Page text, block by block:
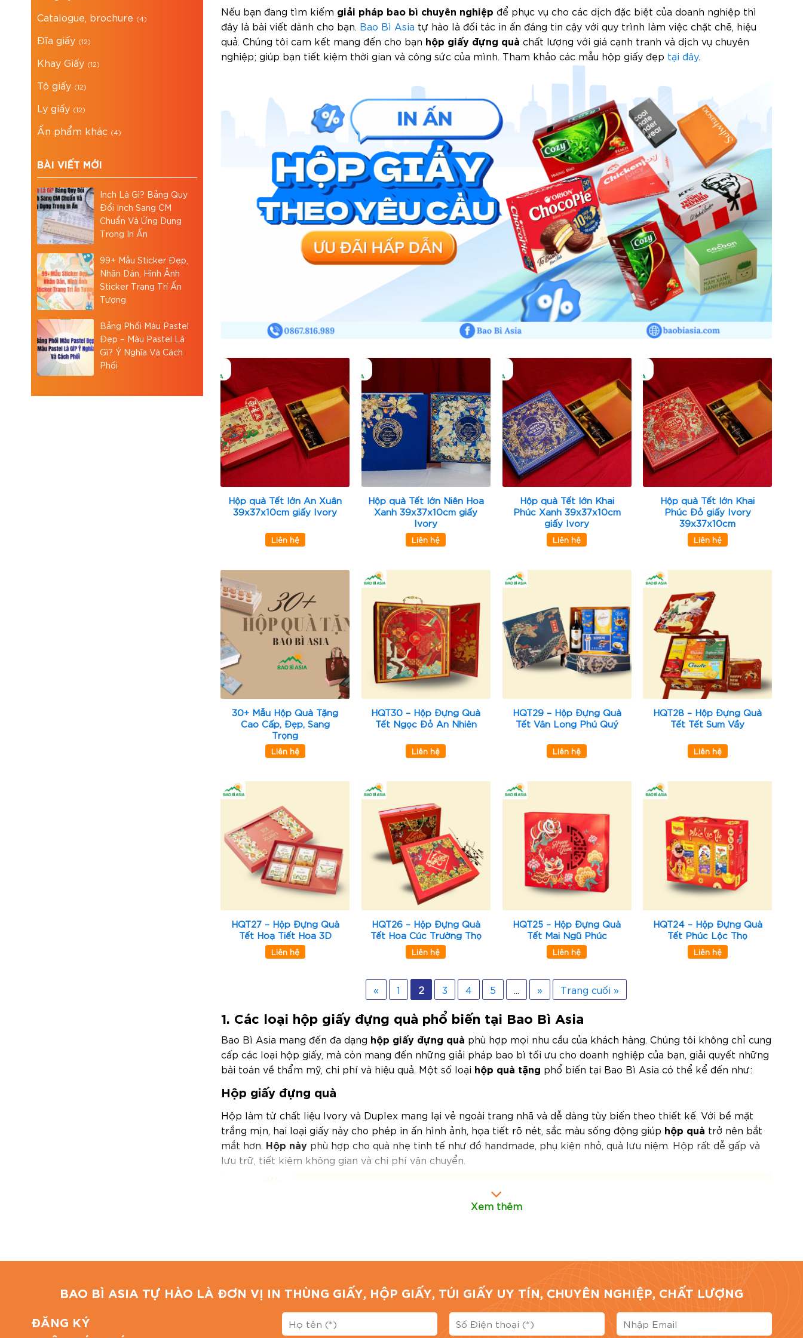
Catalogue, brochure (4)
Đĩa giấy (12)
Khay Giấy (12)
Tô giấy (12)
Ly giấy (12)
Ấn phẩm khác (4)
BÀI VIẾT MỚI
Inch Là Gì? Bảng Quy
Đổi Inch Sang CM
Chuẩn Và Ứng Dụng
Trong In Ấn
99+ Mẫu Sticker Đẹp,
Nhãn Dán, Hình Ảnh
Sticker Trang Trí Ấn
Tượng
Bảng Phối Màu Pastel
Đẹp – Màu Pastel Là
Gì? Ý Nghĩa Và Cách
Phối
Nếu bạn đang tìm kiếm giải pháp bao bì chuyên nghiệp để phục vụ cho các dịch đặc biệt của doanh nghiệp thì
đây là bài viết dành cho bạn. Bao Bì Asia tự hào là đối tác in ấn đáng tin cậy với quy trình làm việc chặt chẽ, hiệu
quả. Chúng tôi cam kết mang đến cho bạn hộp giấy đựng quà chất lượng với giá cạnh tranh và dịch vụ chuyên
nghiệp; giúp bạn tiết kiệm thời gian và công sức của mình. Tham khảo các mẫu hộp giấy đẹp tại đây.
Hộp quà Tết lớn An Xuân
39x37x10cm giấy Ivory
Liên hệ
Hộp quà Tết lớn Niên Hoa
Xanh 39x37x10cm giấy
Ivory
Liên hệ
Hộp quà Tết lớn Khai
Phúc Xanh 39x37x10cm
giấy Ivory
Liên hệ
Hộp quà Tết lớn Khai
Phúc Đỏ giấy Ivory
39x37x10cm
Liên hệ
30+ Mẫu Hộp Quà Tặng
Cao Cấp, Đẹp, Sang
Trọng
Liên hệ
HQT30 – Hộp Đựng Quà
Tết Ngọc Đỏ An Nhiên
Liên hệ
HQT29 – Hộp Đựng Quà
Tết Vân Long Phú Quý
Liên hệ
HQT28 – Hộp Đựng Quà
Tết Tết Sum Vầy
Liên hệ
HQT27 – Hộp Đựng Quà
Tết Hoạ Tiết Hoa 3D
Liên hệ
HQT26 – Hộp Đựng Quà
Tết Hoa Cúc Trường Thọ
Liên hệ
HQT25 – Hộp Đựng Quà
Tết Mai Ngũ Phúc
Liên hệ
HQT24 – Hộp Đựng Quà
Tết Phúc Lộc Thọ
Liên hệ
« 1 2 3 4 5 » Trang cuối »
1. Các loại hộp giấy đựng quà phổ biến tại Bao Bì Asia
Bao Bì Asia mang đến đa dạng hộp giấy đựng quà phù hợp mọi nhu cầu của khách hàng. Chúng tôi không chỉ cung
cấp các loại hộp giấy, mà còn mang đến những giải pháp bao bì tối ưu cho doanh nghiệp của bạn, giải quyết những
bài toán về thẩm mỹ, chi phí và hiệu quả. Một số loại hộp quà tặng phổ biến tại Bao Bì Asia có thể kể đến như:
Hộp giấy đựng quà
Hộp làm từ chất liệu Ivory và Duplex mang lại vẻ ngoài trang nhã và dễ dàng tùy biến theo thiết kế. Với bề mặt
trắng mịn, hai loại giấy này cho phép in ấn hình ảnh, họa tiết rõ nét, sắc màu sống động giúp hộp quà trở nên bắt
mắt hơn. Hộp này phù hợp cho quà nhẹ tinh tế như đồ handmade, phụ kiện nhỏ, quà lưu niệm. Hộp rất dễ gấp và
lưu trữ, tiết kiệm không gian và chi phí vận chuyển.
Xem thêm
BAO BÌ ASIA TỰ HÀO LÀ ĐƠN VỊ IN THÙNG GIẤY, HỘP GIẤY, TÚI GIẤY UY TÍN, CHUYÊN NGHIỆP, CHẤT LƯỢNG
ĐĂNG KÝ